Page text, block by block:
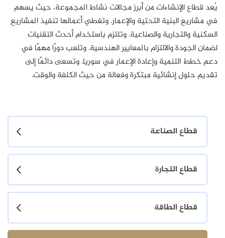
يُعد قطاع الإنشاءات من أبرز مجالات نشاط المجموعة، حيث يسهم
في مشاريع البنية التحتية والإعمار. وتغطي أعمالها تنفيذ المشاريع
السكنية والتجارية والصناعية. وتلتزم باستخدام أحدث التقنيات
لضمان الجودة والالتزام بالمعايير الهندسية. وتلعب دورًا مهمًا في
دعم خطط التنمية وإعادة الإعمار في سوريا. وتسعى دائمًا إلى
تقديم حلول إنشائية مبتكرة وفعالة من حيث الكلفة والوقت.
قطاع الصناعة
قطاع التجارة
قطاع الطاقة